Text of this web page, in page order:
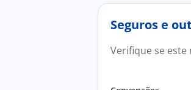
Seguros e
Verifique se